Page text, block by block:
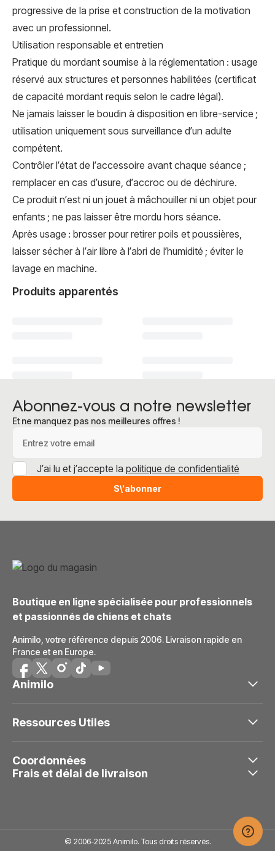
progressive de la prise et construction de la motivation
avec un professionnel.
Utilisation responsable et entretien
Pratique du mordant soumise à la réglementation : usage
réservé aux structures et personnes habilitées (certificat
de capacité mordant requis selon le cadre légal).
Ne jamais laisser le boudin à disposition en libre-service ;
utilisation uniquement sous surveillance d’un adulte
compétent.
Contrôler l’état de l’accessoire avant chaque séance ;
remplacer en cas d’usure, d’accroc ou de déchirure.
Ce produit n’est ni un jouet à mâchouiller ni un objet pour
enfants ; ne pas laisser être mordu hors séance.
Après usage : brosser pour retirer poils et poussières,
laisser sécher à l’air libre à l’abri de l’humidité ; éviter le
lavage en machine.
Produits apparentés
Abonnez-vous a notre newsletter
Et ne manquez pas nos meilleures offres !
S\'abonner
J’ai lu et j’accepte la politique de confidentialité
Boutique en ligne spécialisée pour professionnels
et passionnés de chiens et chats
Animilo, votre référence depuis 2006. Livraison rapide en
France et en Europe.
Animilo
Ressources Utiles
Coordonnées
Frais et délai de livraison
© 2006-2025 Animilo. Tous droits réservés.